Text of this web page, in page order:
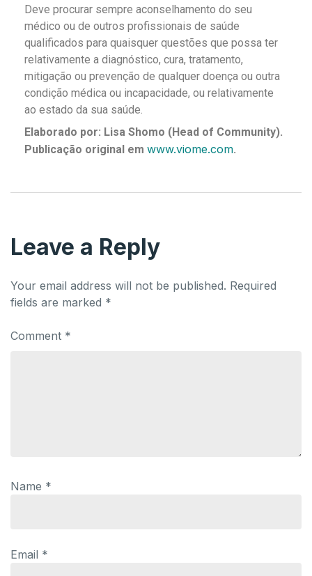
Deve procurar sempre aconselhamento do seu
médico ou de outros profissionais de saúde
qualificados para quaisquer questões que possa ter
relativamente a diagnóstico, cura, tratamento,
mitigação ou prevenção de qualquer doença ou outra
condição médica ou incapacidade, ou relativamente
ao estado da sua saúde.
Elaborado por: Lisa Shomo (Head of Community).
Publicação original em www.viome.com.
Leave a Reply
Your email address will not be published. Required
fields are marked *
Comment *
Name *
Email *